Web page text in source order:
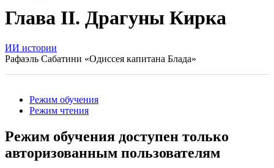
Глава II. Драгуны Кирка
ИИ истории
Рафаэль Сабатини «Одиссея капитана Блада»
Режим обучения
Режим чтения
Режим обучения доступен только
авторизованным пользователям